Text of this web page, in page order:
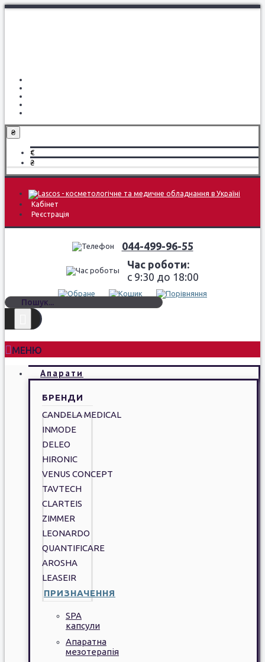
₴
€
₴
Кабінет
Реєстрація
044-499-96-55
Час роботи:
c 9:30 до 18:00
МЕНЮ
Апарати
БРЕНДИ
CANDELA MEDICAL
INMODE
DELEO
HIRONIC
VENUS CONCEPT
TAVTECH
CLARTEIS
ZIMMER
LEONARDO
QUANTIFICARE
AROSHA
LEASEIR
ПРИЗНАЧЕННЯ
SPA
капсули
Апаратна
мезотерапія